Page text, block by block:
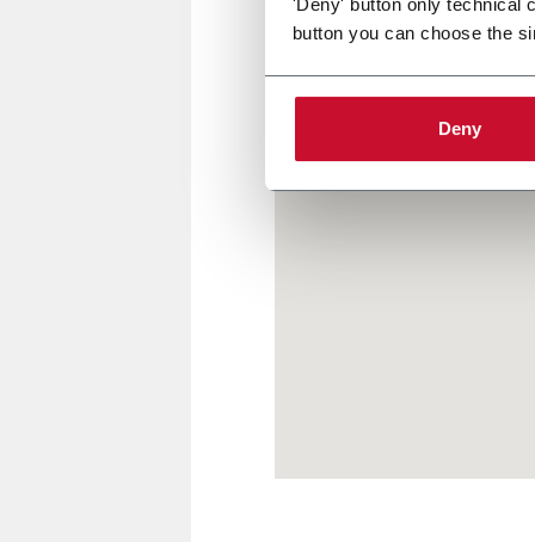
'Deny' button only technical
button you can choose the
Deny
Per maggiori informazioni